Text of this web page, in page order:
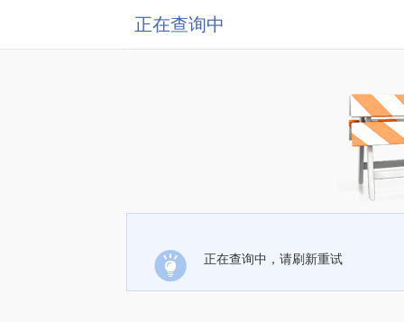
正在查询中
正在查询中，请刷新重试